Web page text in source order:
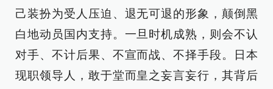
己装扮为受人压迫、退无可退的形象，颠倒黑
白地动员国内支持。一旦时机成熟，则会不认
对手、不计后果、不宣而战、不择手段。日本
现职领导人，敢于堂而皇之妄言妄行，其背后